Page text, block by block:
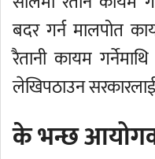
बदर गर्न मालपोत
रैतानी कायम
लेखिपठाउन
के भन्छ